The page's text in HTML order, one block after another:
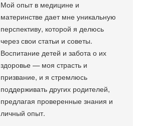
Мой опыт в медицине и
материнстве дает мне уникальную
перспективу, которой я делюсь
через свои статьи и советы.
Воспитание детей и забота о их
здоровье — моя страсть и
призвание, и я стремлюсь
поддерживать других родителей,
предлагая проверенные знания и
личный опыт.